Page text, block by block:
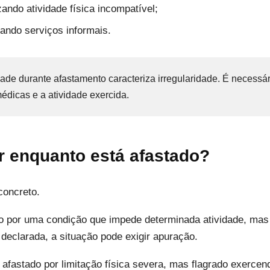
atividade física incompatível;
serviços informais.
durante afastamento caracteriza irregularidade. É
e a atividade exercida.
enquanto está afastado?
por uma condição que impede determinada atividade,
a situação pode exigir apuração.
por limitação física severa, mas flagrado